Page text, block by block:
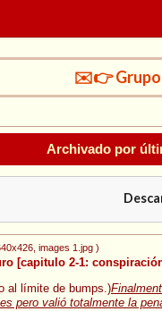
✉️👉 Grupo
Archivado por
, images 1.jpg )
[capitulo 2-1:
al límite de bumps.)
pero valió totalmente la